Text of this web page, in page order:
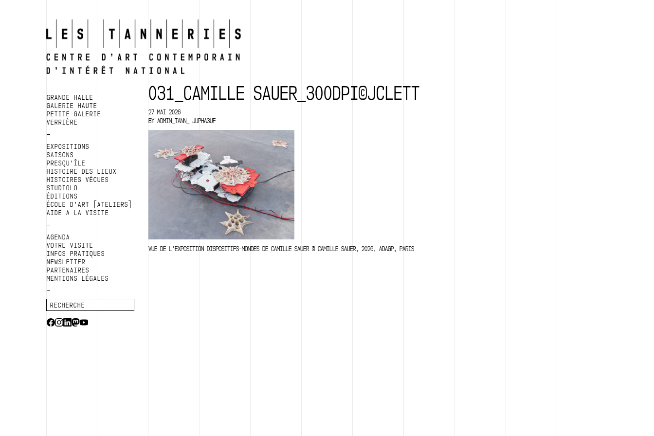
GRANDE HALLE
GALERIE HAUTE
PETITE GALERIE
VERRIÈRE
EXPOSITIONS
SAISONS
PRESQU’ÎLE
HISTOIRE DES LIEUX
HISTOIRES VÉCUES
STUDIOLO
ÉDITIONS
ÉCOLE D’ART [ATELIERS]
AIDE A LA VISITE
AGENDA
VOTRE VISITE
INFOS PRATIQUES
NEWSLETTER
PARTENAIRES
MENTIONS LÉGALES
031_CAMILLE SAUER_300DPI©JCLETT
27 MAI 2026
BY ADMIN_TANN_ JUPHA3UF
VUE DE L’EXPOSITION DISPOSITIFS-MONDES DE CAMILLE SAUER © CAMILLE SAUER, 2026, ADAGP, PARIS